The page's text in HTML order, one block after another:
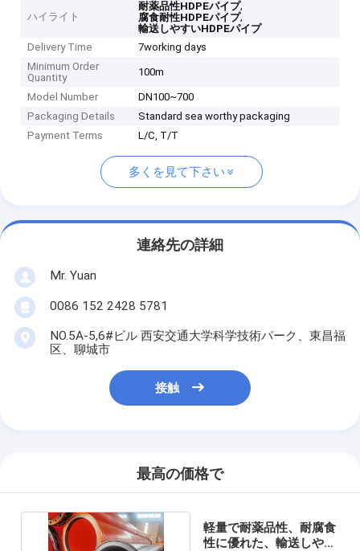
ハイライト
耐薬品性HDPEパイプ,
腐食耐性HDPEパイプ,
輸送しやすいHDPEパイプ
Delivery Time
7working days
Minimum Order
Quantity
100m
Model Number
DN100~700
Packaging Details
Standard sea worthy packaging
Payment Terms
L/C, T/T
多くを見て下さい
連絡先の詳細
Mr. Yuan
0086 152 2428 5781
NO.5A-5,6#ビル 西安交通大学科学技術パーク、東昌福
区、聊城市
接触
最高の価格で
軽量で耐薬品性、耐腐食
性に優れた、輸送しやす